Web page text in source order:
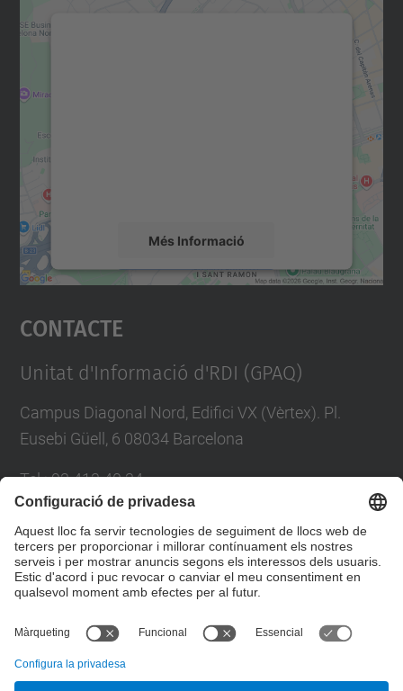
Més Informació
Accepta
powered by
Contacte
Unitat d'Informació d'RDI (GPAQ)
Campus Diagonal Nord, Edifici VX (Vèrtex). Pl.
Eusebi Güell, 6 08034 Barcelona
Tel.:93 413 40 34
Directori UPC
Formulari de contacte